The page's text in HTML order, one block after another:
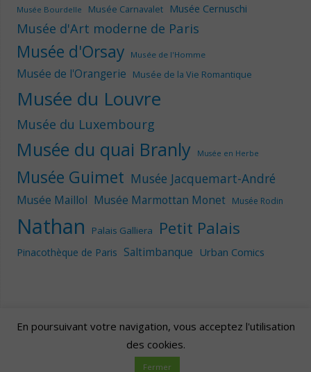
Musée Bourdelle
Musée Carnavalet Musée Cernuschi
Musée d'Art moderne de Paris
Musée d'Orsay Musée de l'Homme
Musée de l'Orangerie Musée de la Vie Romantique
Musée du Louvre
Musée du Luxembourg
Musée du quai Branly Musée en Herbe
Musée Guimet Musée Jacquemart-André
Musée Maillol Musée Marmottan Monet Musée Rodin
Nathan Palais Galliera Petit Palais
Pinacothèque de Paris Saltimbanque Urban Comics
| Fièrement propulsé par
En poursuivant votre navigation, vous acceptez l'utilisation
des cookies.
Fermer